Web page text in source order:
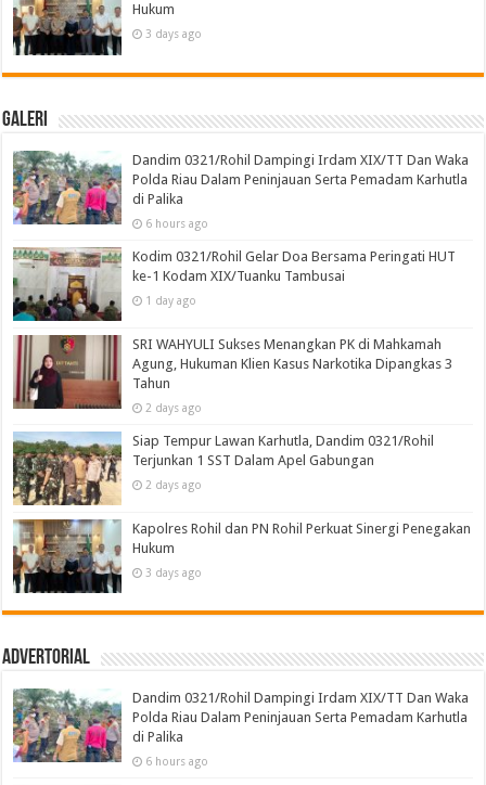
Hukum
3 days ago
Galeri
Dandim 0321/Rohil Dampingi Irdam XIX/TT Dan Waka
Polda Riau Dalam Peninjauan Serta Pemadam Karhutla
di Palika
6 hours ago
Kodim 0321/Rohil Gelar Doa Bersama Peringati HUT
ke-1 Kodam XIX/Tuanku Tambusai
1 day ago
SRI WAHYULI Sukses Menangkan PK di Mahkamah
Agung, Hukuman Klien Kasus Narkotika Dipangkas 3
Tahun
2 days ago
Siap Tempur Lawan Karhutla, Dandim 0321/Rohil
Terjunkan 1 SST Dalam Apel Gabungan
2 days ago
Kapolres Rohil dan PN Rohil Perkuat Sinergi Penegakan
Hukum
3 days ago
Advertorial
Dandim 0321/Rohil Dampingi Irdam XIX/TT Dan Waka
Polda Riau Dalam Peninjauan Serta Pemadam Karhutla
di Palika
6 hours ago